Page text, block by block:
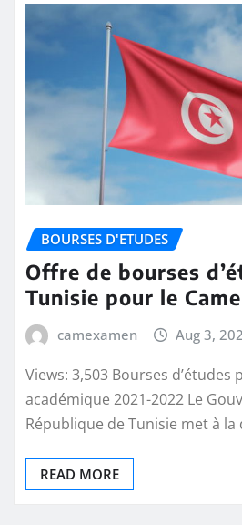
BOURSES D'ETUDES
Offre de bourses
Tunisie pour le
camexamen Aug 3,
Views: 3,503 Bourses d’études
académique 2021-2022 Le
République de Tunisie met à
READ MORE